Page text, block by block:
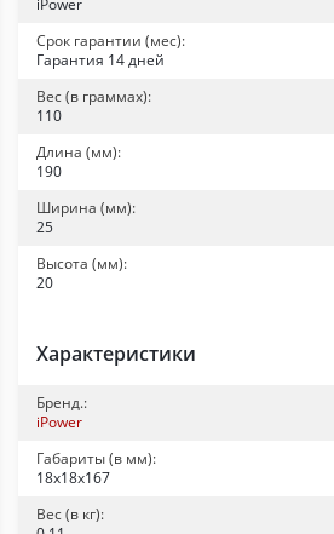
iPower
Срок гарантии (мес):
Гарантия 14 дней
Вес (в граммах):
110
Длина (мм):
190
Ширина (мм):
25
Высота (мм):
20
Характеристики
Бренд.:
iPower
Габариты (в мм):
18х18х167
Вес (в кг):